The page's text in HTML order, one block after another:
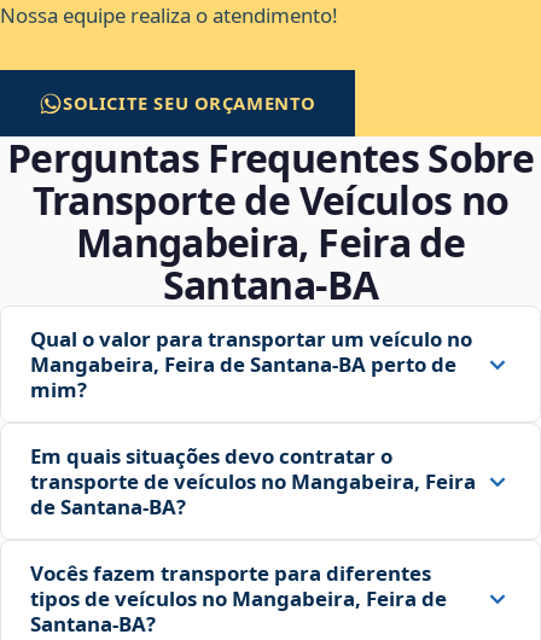
Nossa equipe realiza o atendimento!
SOLICITE SEU ORÇAMENTO
Perguntas Frequentes Sobre
Transporte de Veículos no
Mangabeira, Feira de
Santana‑BA
Qual o valor para transportar um veículo no
Mangabeira, Feira de Santana‑BA perto de
mim?
Em quais situações devo contratar o
transporte de veículos no Mangabeira, Feira
de Santana‑BA?
Vocês fazem transporte para diferentes
tipos de veículos no Mangabeira, Feira de
Santana‑BA?